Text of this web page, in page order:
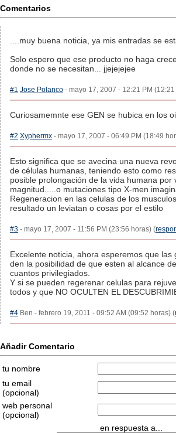
Comentarios
....muy buena noticia, ya mis entradas se
Solo espero que ese producto no haga
donde no se necesitan... jjejejejee
#1 Jose Polanco - mayo 17, 2007 - 12:21 PM
Curiosamemnte ese GEN se hubica en los
#2 Xyphermx - mayo 17, 2007 - 06:49 PM (18:49
Esto significa que se avecina una nueva
de células humanas, teniendo esto como
posible prolongación de la vida humana por
magnitud.....o mutaciones tipo X-men
Regeneracion en las celulas de los
resultado un leviatan o cosas por el estilo
#3 - mayo 17, 2007 - 11:56 PM (23:56 horas) (
Excelente noticia, ahora esperemos que las
den la posibilidad de que esten al alcance
cuantos privilegiados.
Y si se pueden regerenar celulas para
todos y que NO OCULTEN EL
#4 Ben - febrero 19, 2011 - 09:52 AM (09:52 horas) (
Añadir Comentario
tu nombre
tu email
(opcional)
web personal
(opcional)
en respuesta a...